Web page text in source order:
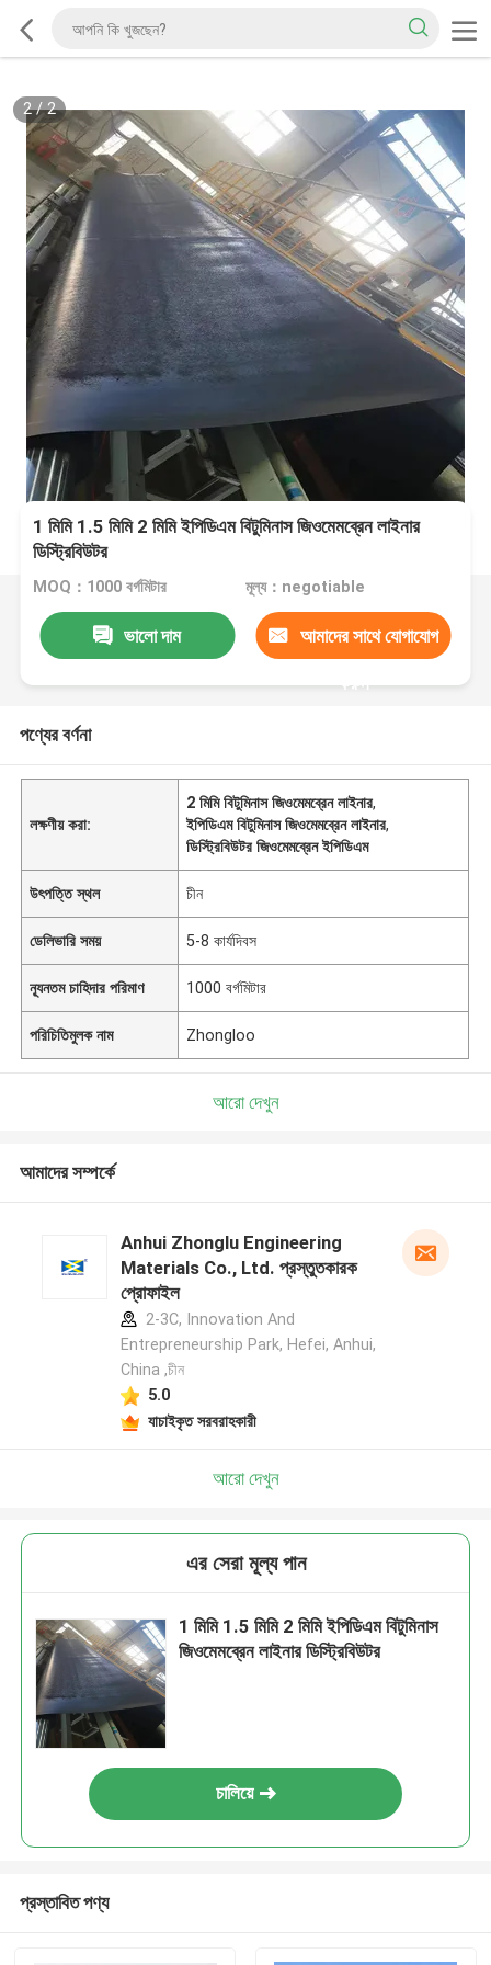
2/2
1 মিমি 1.5 মিমি 2 মিমি ইপিডিএম বিটুমিনাস জিওমেমব্রেন লাইনার
ডিস্ট্রিবিউটর
MOQ：1000 বর্গমিটার মূল্য：negotiable
ভালো দাম আমাদের সাথে যোগাযোগ
করুন
পণ্যের বর্ণনা
লক্ষণীয় করা:
2 মিমি বিটুমিনাস জিওমেমব্রেন লাইনার,
ইপিডিএম বিটুমিনাস জিওমেমব্রেন লাইনার,
ডিস্ট্রিবিউটর জিওমেমব্রেন ইপিডিএম
উৎপত্তি স্থল চীন
ডেলিভারি সময় 5-8 কার্যদিবস
ন্যূনতম চাহিদার পরিমাণ 1000 বর্গমিটার
পরিচিতিমুলক নাম Zhongloo
আরো দেখুন
আমাদের সম্পর্কে
Anhui Zhonglu Engineering
Materials Co., Ltd. প্রস্তুতকারক
প্রোফাইল
2-3C, Innovation And
Entrepreneurship Park, Hefei, Anhui,
China ,চীন
5.0
যাচাইকৃত সরবরাহকারী
আরো দেখুন
এর সেরা মূল্য পান
1 মিমি 1.5 মিমি 2 মিমি ইপিডিএম বিটুমিনাস
জিওমেমব্রেন লাইনার ডিস্ট্রিবিউটর
চালিয়ে
প্রস্তাবিত পণ্য